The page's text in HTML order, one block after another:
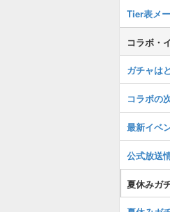
Tier表メ
コラボ・
ガチャは
コラボの
最新イベ
公式放送
夏休みガ